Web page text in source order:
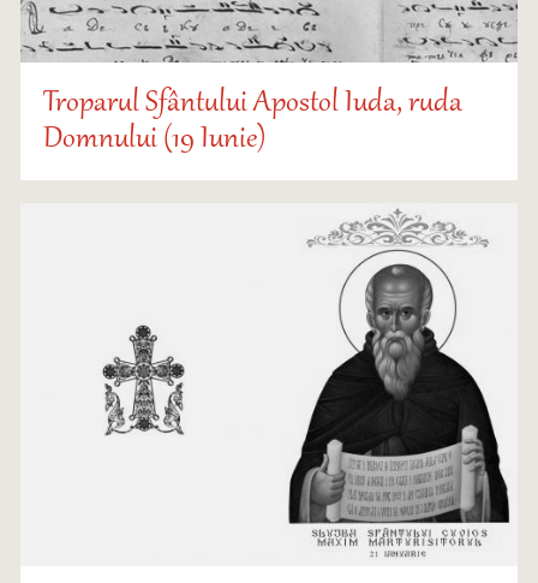
Troparul Sfântului Apostol Iuda, ruda
Domnului (19 Iunie)